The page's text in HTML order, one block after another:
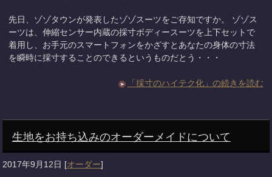
先日、ゾゾタウンが発表したゾゾスーツをご存知ですか。 ゾゾス
ーツは、伸縮センサー内蔵の採寸ボディースーツを上下セットで
着用し、お手元のスマートフォンをかざすとあなたの身体の寸法
を瞬時に採寸することのできるというものだとう・・・
「採寸のハイテク化」の続きを読む
生地をお持ち込みのオーダーメイドについて
2017年9月12日 [オーダー]